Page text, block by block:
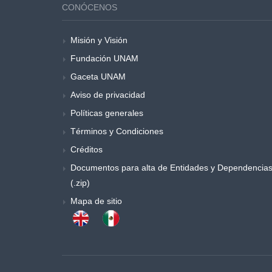
CONÓCENOS
Misión y Visión
Fundación UNAM
Gaceta UNAM
Aviso de privacidad
Políticas generales
Términos y Condiciones
Créditos
Documentos para alta de Entidades y Dependencias
(.zip)
Mapa de sitio